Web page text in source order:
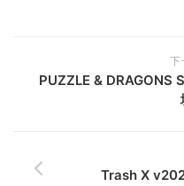
下
PUZZLE & DRAGONS
Trash X